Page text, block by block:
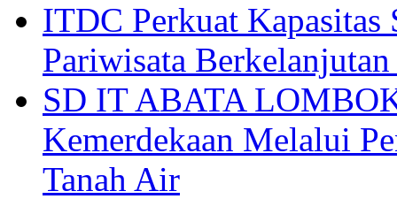
ITDC Perkuat
Pariwisata
SD IT ABATA
Kemerdekaan Melalui
Tanah Air